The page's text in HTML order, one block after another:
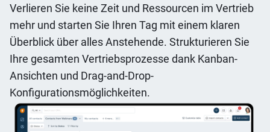
Verlieren Sie keine Zeit und Ressourcen im Vertrieb
mehr und starten Sie Ihren Tag mit einem klaren
Überblick über alles Anstehende. Strukturieren Sie
Ihre gesamten Vertriebsprozesse dank Kanban-
Ansichten und Drag-and-Drop-
Konfigurationsmöglichkeiten.